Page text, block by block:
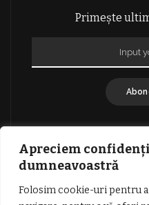
Apreciem
dumneavoastră
Folosim cookie-uri pentru
Primește